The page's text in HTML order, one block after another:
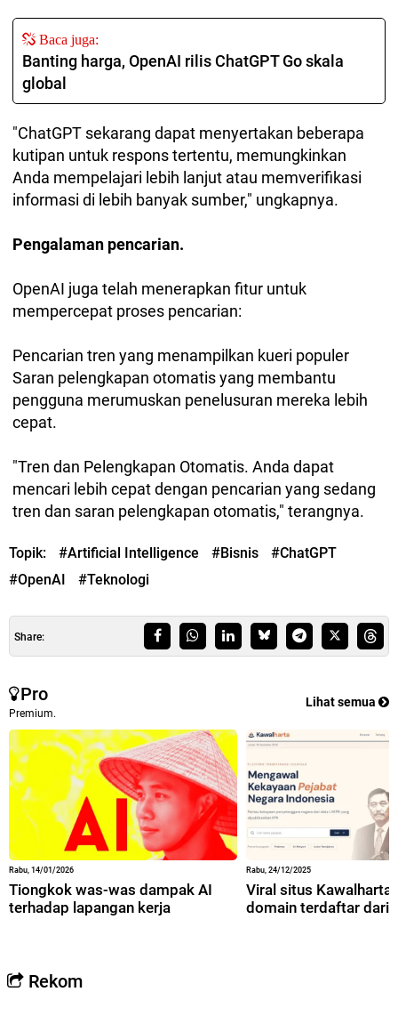
Baca juga:
Banting harga, OpenAI rilis ChatGPT Go skala
global
"ChatGPT sekarang dapat menyertakan beberapa
kutipan untuk respons tertentu, memungkinkan
Anda mempelajari lebih lanjut atau memverifikasi
informasi di lebih banyak sumber," ungkapnya.
Pengalaman pencarian.
OpenAI juga telah menerapkan fitur untuk
mempercepat proses pencarian:
Pencarian tren yang menampilkan kueri populer
Saran pelengkapan otomatis yang membantu
pengguna merumuskan penelusuran mereka lebih
cepat.
"Tren dan Pelengkapan Otomatis. Anda dapat
mencari lebih cepat dengan pencarian yang sedang
tren dan saran pelengkapan otomatis," terangnya.
Topik: #Artificial Intelligence #Bisnis
#ChatGPT
#OpenAI
#Teknologi
Share:
Pro
Premium.
Lihat semua
Rabu, 14/01/2026
Tiongkok was-was dampak AI
terhadap lapangan kerja
Rabu, 24/12/2025
Viral situs
domain terdaftar dari
Rekom